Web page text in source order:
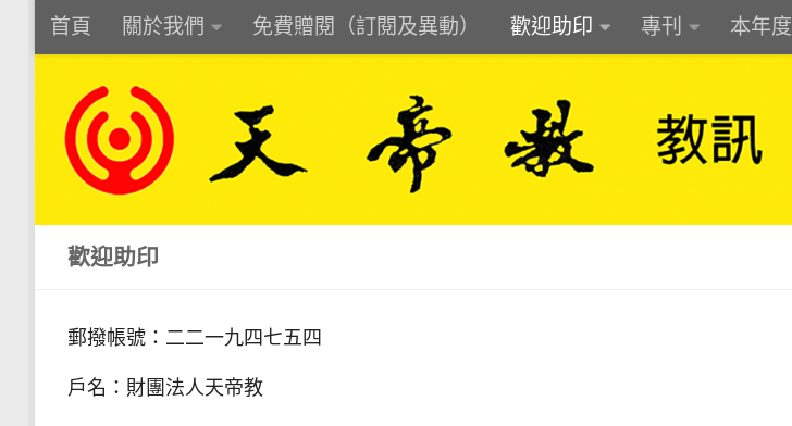
Skip to content
首頁 關於我們 免費贈閱（訂閱及異動） 歡迎助印 專刊 本年
歡迎助印
郵撥帳號：二二一九四七五四
戶名：財團法人天帝教